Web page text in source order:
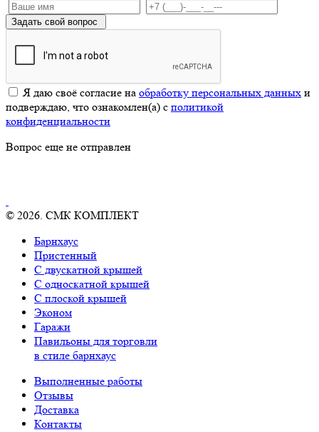
Задать свой вопрос
Я даю своё согласие на обработку персональных данных и
подверждаю, что ознакомлен(а) с политикой
конфиденциальности
Вопрос еще не отправлен
© 2026. СМК КОМПЛЕКТ
Барнхаус
Пристенный
С двускатной крышей
С односкатной крышей
С плоской крышей
Эконом
Гаражи
Павильоны для торговли
в стиле барнхаус
Выполненные работы
Отзывы
Доставка
Контакты